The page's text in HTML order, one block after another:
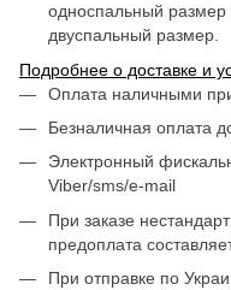
односпальный размер
двуспальный размер.
Подробнее о доставке и
Оплата наличными
Безналичная оплата
Электронный
Viber/sms/e-mail
При заказе
предоплата
При отправке по